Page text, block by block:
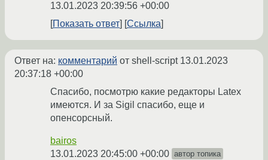
13.01.2023 20:39:56 +00:00
Показать ответ
Ссылка
Ответ на: комментарий от shell-script 13.01.2023
20:37:18 +00:00
Спасибо, посмотрю какие редакторы Latex
имеются. И за Sigil спасибо, еще и
опенсорсный.
bairos
13.01.2023 20:45:00 +00:00 автор топика